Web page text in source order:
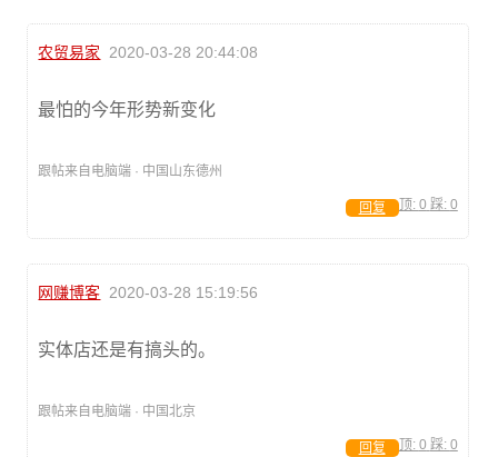
农贸易家 2020-03-28 20:44:08
最怕的今年形势新变化
跟帖来自电脑端 · 中国山东德州
顶: 0 踩: 0
回复
网赚博客 2020-03-28 15:19:56
实体店还是有搞头的。
跟帖来自电脑端 · 中国北京
顶: 0 踩: 0
回复